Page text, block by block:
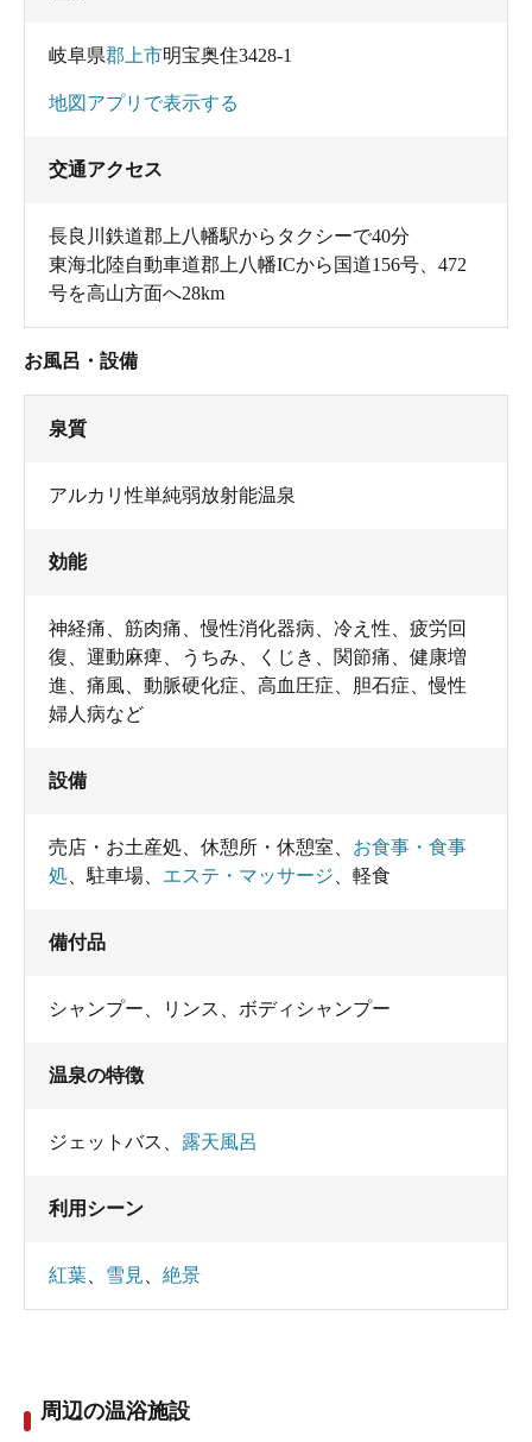
岐阜県郡上市明宝奥住3428-1
地図アプリで表示する
交通アクセス
長良川鉄道郡上八幡駅からタクシーで40分
東海北陸自動車道郡上八幡ICから国道156号、472
号を高山方面へ28km
お風呂・設備
泉質
アルカリ性単純弱放射能温泉
効能
神経痛、筋肉痛、慢性消化器病、冷え性、疲労回
復、運動麻痺、うちみ、くじき、関節痛、健康増
進、痛風、動脈硬化症、高血圧症、胆石症、慢性
婦人病など
設備
売店・お土産処 休憩所・休憩室
お食事・食事
処
駐車場 エステ・マッサージ 軽食
備付品
シャンプー リンス ボディシャンプー
温泉の特徴
ジェットバス 露天風呂
利用シーン
紅葉 雪見 絶景
周辺の温浴施設